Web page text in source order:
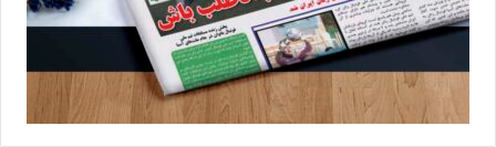
چنانچه که بازیکنی در لیگ برتر بدرخشد حتما دیده خواهد شد.
💻منبع:مهر 📸عکس:فدراسیون فوتبال ✍️خبرنگار:فریبا جلیل خانی